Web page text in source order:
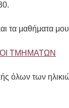
τα μαθήματα
ΤΜΗΜΑΤΩΝ
όλων των